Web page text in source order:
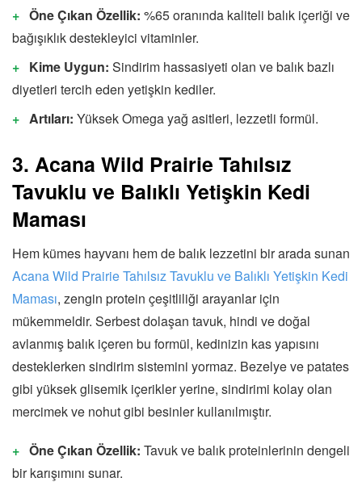
Öne Çıkan Özellik: %65 oranında kaliteli balık içeriği ve
bağışıklık destekleyici vitaminler.
Kime Uygun: Sindirim hassasiyeti olan ve balık bazlı
diyetleri tercih eden yetişkin kediler.
Artıları: Yüksek Omega yağ asitleri, lezzetli formül.
3. Acana Wild Prairie Tahılsız
Tavuklu ve Balıklı Yetişkin Kedi
Maması
Hem kümes hayvanı hem de balık lezzetini bir arada sunan
Acana Wild Prairie Tahılsız Tavuklu ve Balıklı Yetişkin Kedi
Maması, zengin protein çeşitliliği arayanlar için
mükemmeldir. Serbest dolaşan tavuk, hindi ve doğal
avlanmış balık içeren bu formül, kedinizin kas yapısını
desteklerken sindirim sistemini yormaz. Bezelye ve patates
gibi yüksek glisemik içerikler yerine, sindirimi kolay olan
mercimek ve nohut gibi besinler kullanılmıştır.
Öne Çıkan Özellik: Tavuk ve balık proteinlerinin dengeli
bir karışımını sunar.